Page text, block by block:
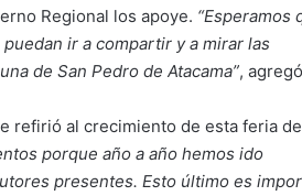
Regional los apoye. “Esperamos
ir a compartir y a mirar las
de San Pedro de Atacama”,
refirió al crecimiento de esta feria
porque año a año hemos ido
presentes. Esto último es